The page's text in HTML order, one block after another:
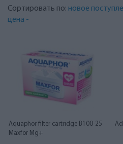
Сортировать по: новое
цена -
Aquaphor filter cartridge B100-25
Maxfor Mg+